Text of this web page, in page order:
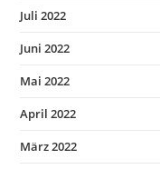
Juli 2022
Juni 2022
Mai 2022
April 2022
März 2022